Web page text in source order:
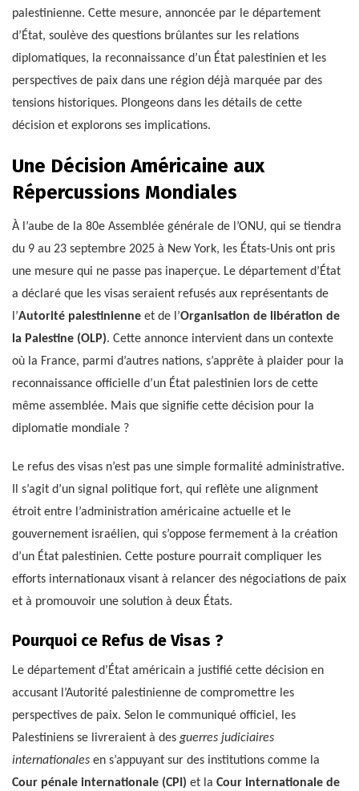
palestinienne. Cette mesure, annoncée par le département
d’État, soulève des questions brûlantes sur les relations
diplomatiques, la reconnaissance d’un État palestinien et les
perspectives de paix dans une région déjà marquée par des
tensions historiques. Plongeons dans les détails de cette
décision et explorons ses implications.
Une Décision Américaine aux
Répercussions Mondiales
À l’aube de la 80e Assemblée générale de l’ONU, qui se tiendra
du 9 au 23 septembre 2025 à New York, les États-Unis ont pris
une mesure qui ne passe pas inaperçue. Le département d’État
a déclaré que les visas seraient refusés aux représentants de
l’Autorité palestinienne et de l’Organisation de libération de
la Palestine (OLP). Cette annonce intervient dans un contexte
où la France, parmi d’autres nations, s’apprête à plaider pour la
reconnaissance officielle d’un État palestinien lors de cette
même assemblée. Mais que signifie cette décision pour la
diplomatie mondiale ?
Le refus des visas n’est pas une simple formalité administrative.
Il s’agit d’un signal politique fort, qui reflète une alignment
étroit entre l’administration américaine actuelle et le
gouvernement israélien, qui s’oppose fermement à la création
d’un État palestinien. Cette posture pourrait compliquer les
efforts internationaux visant à relancer des négociations de paix
et à promouvoir une solution à deux États.
Pourquoi ce Refus de Visas ?
Le département d’État américain a justifié cette décision en
accusant l’Autorité palestinienne de compromettre les
perspectives de paix. Selon le communiqué officiel, les
Palestiniens se livreraient à des guerres judiciaires
internationales en s’appuyant sur des institutions comme la
Cour pénale internationale (CPI) et la Cour internationale de